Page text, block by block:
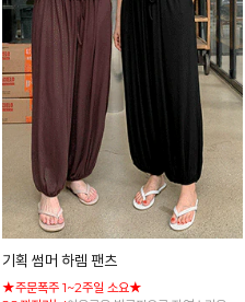
기획 썸머 하렘 팬츠
★주문폭주 1~2주일 소요★